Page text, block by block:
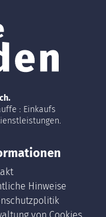
: Einkaufs
Hinweise